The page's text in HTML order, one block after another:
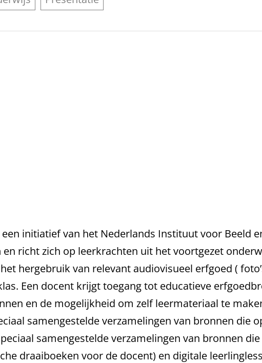
een initiatief van het Nederlands Instituut voor Beeld
richt zich op leerkrachten uit het voortgezet
hergebruik van relevant audiovisueel erfgoed (
Een docent krijgt toegang tot educatieve
en de mogelijkheid om zelf leermateriaal te
samengestelde verzamelingen van bronnen die
samengestelde verzamelingen van bronnen
draaiboeken voor de docent) en digitale